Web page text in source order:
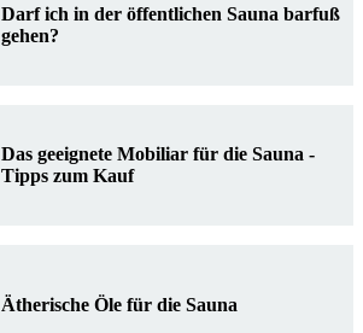
Darf ich in der öffentlichen Sauna barfuß
gehen?
Das geeignete Mobiliar für die Sauna -
Tipps zum Kauf
Ätherische Öle für die Sauna